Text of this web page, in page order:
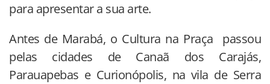
para apresentar a sua arte.
Antes de Marabá, o Cultura na Praça passou
pelas cidades de Canaã dos Carajás,
Parauapebas e Curionópolis, na vila de Serra